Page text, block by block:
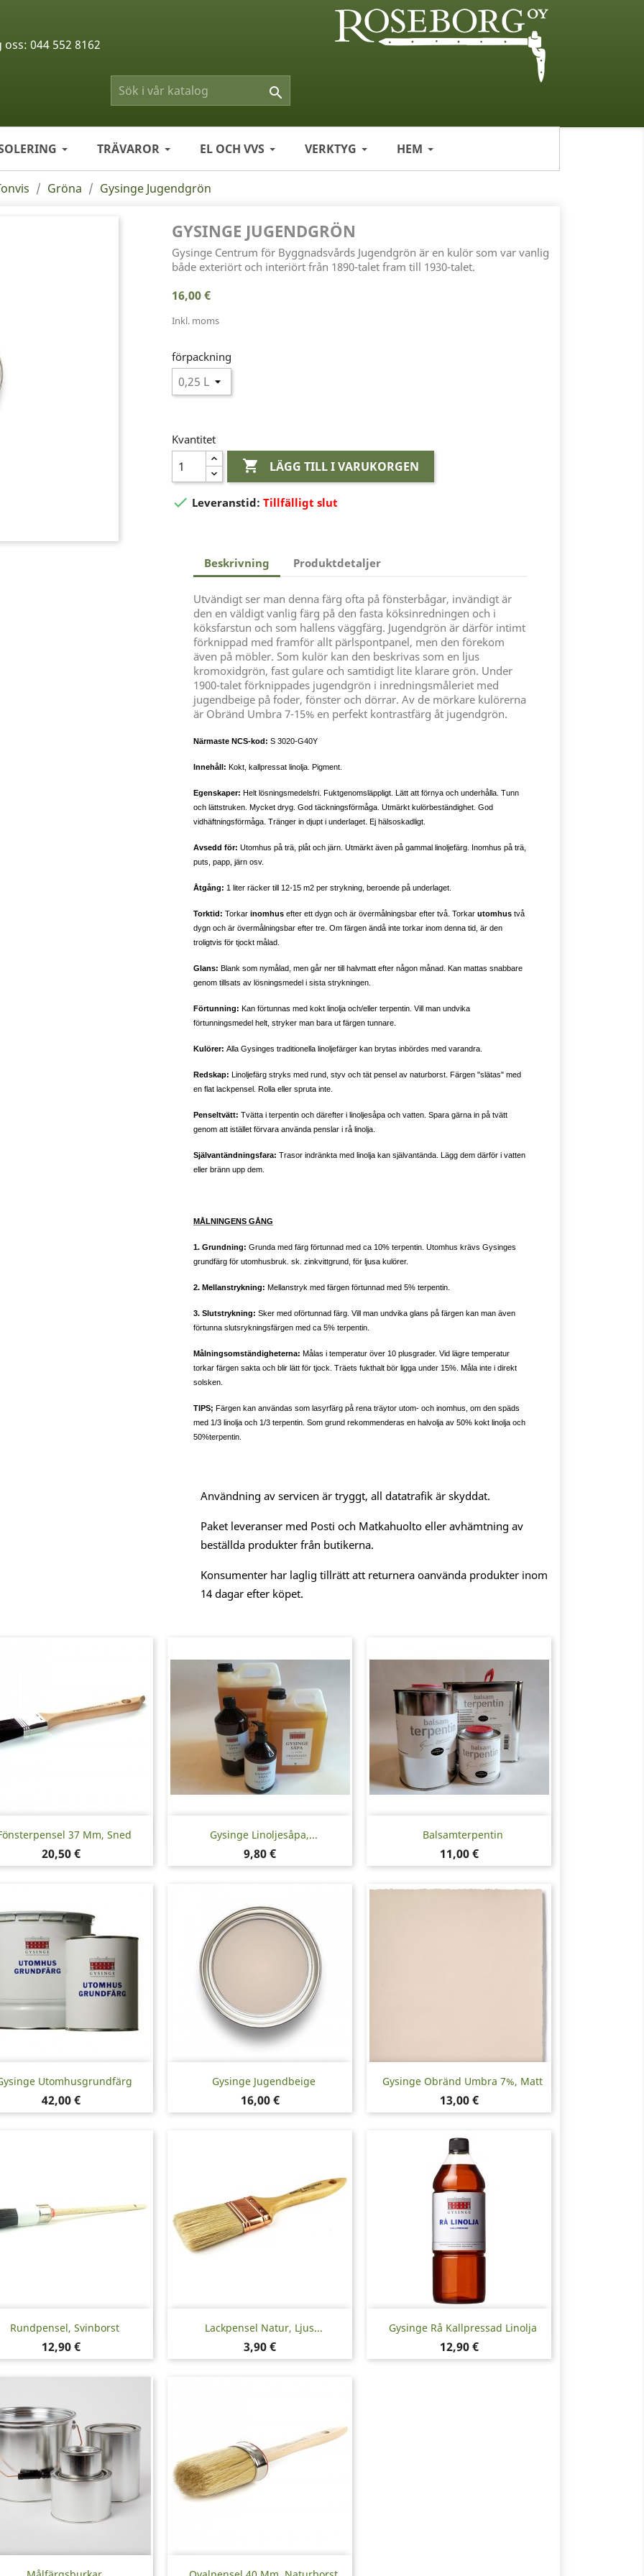

TRÄVAROR EL OCH VVS VERKTYG HEM
oss: 044 552 8162
Gröna Gysinge Jugendgrön
GYSINGE JUGENDGRÖN
Gysinge Centrum för Byggnadsvårds Jugendgrön är en kulör som var vanlig
både exteriört och interiört från 1890-talet fram till 1930-talet.
16,00 €
Inkl. moms
förpackning
Kvantitet
 LÄGG TILL I VARUKORGEN
 Leveranstid: Tillfälligt slut
Beskrivning Produktdetaljer
Utvändigt ser man denna färg ofta på fönsterbågar, invändigt är
den en väldigt vanlig färg på den fasta köksinredningen och i
köksfarstun och som hallens väggfärg. Jugendgrön är därför intimt
förknippad med framför allt pärlspontpanel, men den förekom
även på möbler. Som kulör kan den beskrivas som en ljus
kromoxidgrön, fast gulare och samtidigt lite klarare grön. Under
1900-talet förknippades jugendgrön i inredningsmåleriet med
jugendbeige på foder, fönster och dörrar. Av de mörkare kulörerna
är Obränd Umbra 7-15% en perfekt kontrastfärg åt jugendgrön.
Närmaste NCS-kod: S 3020-G40Y
Innehåll: Kokt, kallpressat linolja. Pigment.
Egenskaper: Helt lösningsmedelsfri. Fuktgenomsläppligt. Lätt att förnya och underhålla. Tunn
och lättstruken. Mycket dryg. God täckningsförmåga. Utmärkt kulörbeständighet. God
vidhäftningsförmåga. Tränger in djupt i underlaget. Ej hälsoskadligt.
Avsedd för: Utomhus på trä, plåt och järn. Utmärkt även på gammal linoljefärg. Inomhus på trä,
puts, papp, järn osv.
Åtgång: 1 liter räcker till 12-15 m2 per strykning, beroende på underlaget.
Torktid: Torkar inomhus efter ett dygn och är övermålningsbar efter två. Torkar utomhus två
dygn och är övermålningsbar efter tre. Om färgen ändå inte torkar inom denna tid, är den
troligtvis för tjockt målad.
Glans: Blank som nymålad, men går ner till halvmatt efter någon månad. Kan mattas snabbare
genom tillsats av lösningsmedel i sista strykningen.
Förtunning: Kan förtunnas med kokt linolja och/eller terpentin. Vill man undvika
förtunningsmedel helt, stryker man bara ut färgen tunnare.
Kulörer: Alla Gysinges traditionella linoljefärger kan brytas inbördes med varandra.
Redskap:
Linoljefärg stryks med rund, styv och tät pensel av naturborst. Färgen "slätas" med
en flat lackpensel. Rolla eller spruta inte.
Penseltvätt: Tvätta i terpentin och därefter i linoljesåpa och vatten. Spara gärna in på tvätt
genom att istället förvara använda penslar i rå linolja.
Självantändningsfara: Trasor indränkta med linolja kan självantända. Lägg dem därför i vatten
eller bränn upp dem.
MÅLNINGENS GÅNG
1. Grundning: Grunda med färg förtunnad med ca 10% terpentin. Utomhus krävs Gysinges
grundfärg för utomhusbruk. sk. zinkvittgrund, för ljusa kulörer.
2. Mellanstrykning: Mellanstryk med färgen förtunnad med 5% terpentin.
3. Slutstrykning: Sker med oförtunnad färg. Vill man undvika glans på färgen kan man även
förtunna slutsrykningsfärgen med ca 5% terpentin.
Målningsomständigheterna: Målas i temperatur över 10 plusgrader. Vid lägre temperatur
torkar färgen sakta och blir lätt för tjock. Träets fukthalt bör ligga under 15%. Måla inte i direkt
solsken.
TIPS; Färgen kan användas som lasyrfärg på rena träytor utom- och inomhus, om den späds
med 1/3 linolja och 1/3 terpentin. Som grund rekommenderas en halvolja av 50% kokt linolja och
50%terpentin.
Användning av servicen är tryggt, all datatrafik är skyddat.
Paket leveranser med Posti och Matkahuolto eller avhämtning av
beställda produkter från butikerna.
Konsumenter har laglig tillrätt att returnera oanvända produkter inom
14 dagar efter köpet.
37 Mm, Sned
Pris
20,50 €
Snabbvy Gysinge Linoljesåpa,...
Pris
9,80 €
Snabbvy Balsamterpentin
Pris
11,00 €
Snabbvy
Utomhusgrundfärg
Pris
42,00 €
Snabbvy Gysinge Jugendbeige
Pris
16,00 €
Snabbvy Gysinge Obränd Umbra 7%, Matt
Pris
13,00 €
Snabbvy
Rundpensel, Svinborst
Pris
12,90 €
Snabbvy Lackpensel Natur, Ljus...
Pris
3,90 €
Snabbvy Gysinge Rå Kallpressad Linolja
Pris
12,90 €
 Snabbvy
Snabbvy  Snabbvy